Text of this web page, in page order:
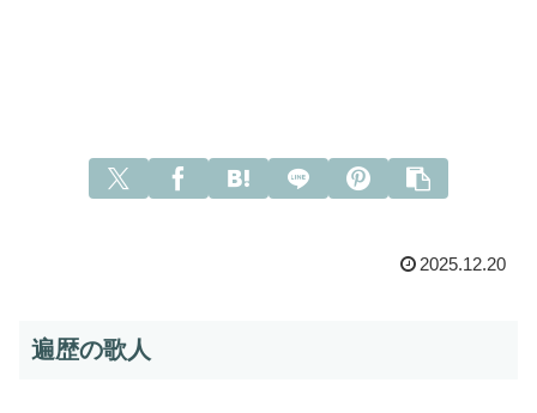
2025.12.20
遍歴の歌人